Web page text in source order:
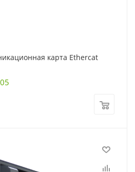
карта Ethercat